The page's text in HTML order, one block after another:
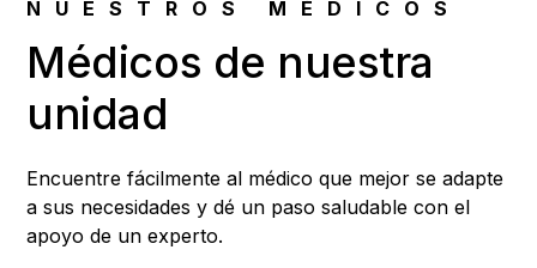
NUESTROS MÉDICOS
Médicos de nuestra
unidad
Encuentre fácilmente al médico que mejor se adapte
a sus necesidades y dé un paso saludable con el
apoyo de un experto.